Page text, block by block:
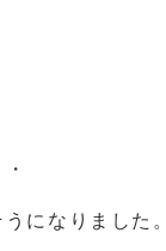
になりました。